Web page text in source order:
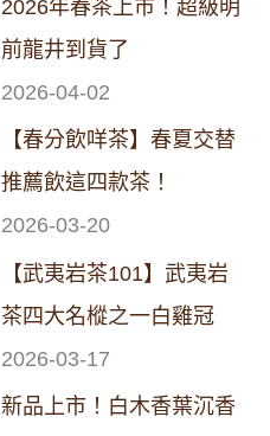
2026年春茶上市！超級明
前龍井到貨了
2026-04-02
【春分飲咩茶】春夏交替
推薦飲這四款茶！
2026-03-20
【武夷岩茶101】武夷岩
茶四大名樅之一白雞冠
2026-03-17
新品上市！白木香葉沉香